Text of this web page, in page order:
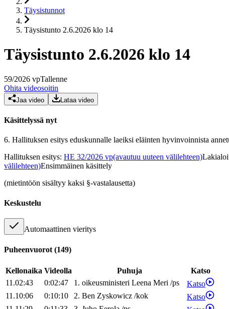
Täysistunnot
Täysistunto 2.6.2026 klo 14
Täysistunto 2.6.2026 klo 14
59/2026 vpTallenne
Ohita videosoitin
Jaa video Lataa video
Käsittelyssä nyt
6. Hallituksen esitys eduskunnalle laeiksi eläinten hyvinvoinnista
Hallituksen esitys: HE 32/2026 vp(avautuu uuteen välilehteen)
välilehteen)Ensimmäinen käsittely
(mietintöön sisältyy kaksi §-vastalausetta)
Keskustelu
Automaattinen vieritys
Puheenvuorot (149)
Kellonaika Videolla Puhuja
Katso
11.02:43
0:02:47 1. oikeusministeri Leena Meri /ps
Katso
11.10:06
0:10:10 2. Ben Zyskowicz /kok
Katso